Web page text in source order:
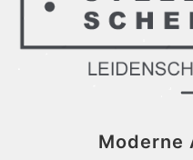
Moderne